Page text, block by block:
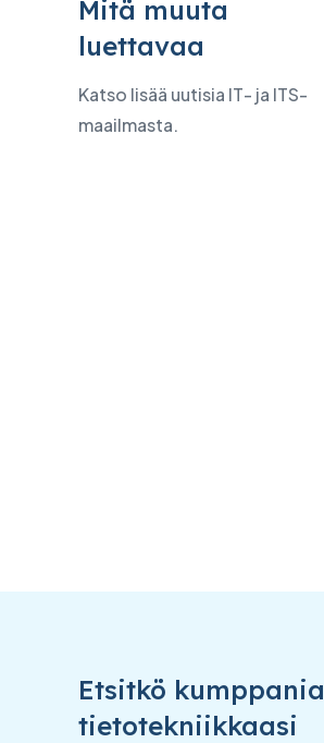
Mitä muuta
luettavaa
Katso lisää uutisia IT- ja ITS-
maailmasta.
Etsitkö kumppania
tietotekniikkaasi